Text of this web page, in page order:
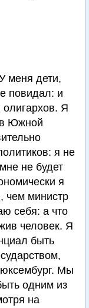
меня дети,
повидал: и
олигархов. Я
Южной
я не
не будет
я
чем министр
себя: а что
человек. Я
быть
Мы
одним из
на